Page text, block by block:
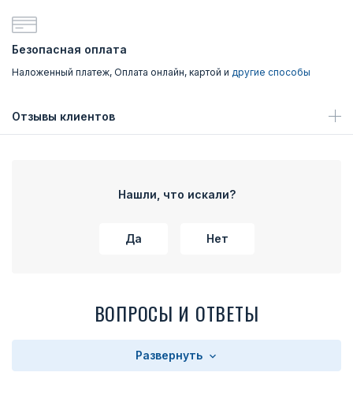
Безопасная оплата
Наложенный платеж, Оплата онлайн, картой и другие способы
Отзывы клиентов
Нашли, что искали?
Да Нет
ВОПРОСЫ И ОТВЕТЫ
Развернуть